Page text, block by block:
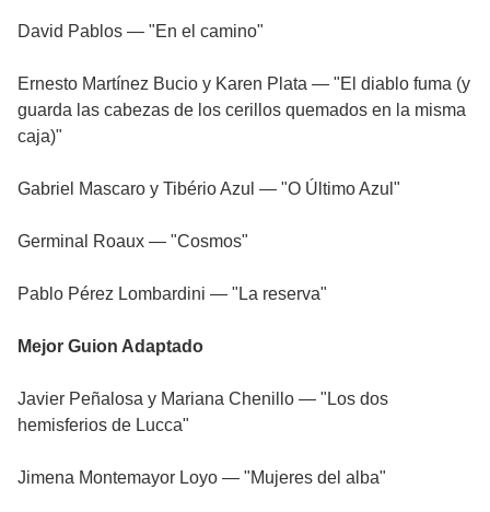
David Pablos — "En el camino"
Ernesto Martínez Bucio y Karen Plata — "El diablo fuma (y
guarda las cabezas de los cerillos quemados en la misma
caja)"
Gabriel Mascaro y Tibério Azul — "O Último Azul"
Germinal Roaux — "Cosmos"
Pablo Pérez Lombardini — "La reserva"
Mejor Guion Adaptado
Javier Peñalosa y Mariana Chenillo — "Los dos
hemisferios de Lucca"
Jimena Montemayor Loyo — "Mujeres del alba"